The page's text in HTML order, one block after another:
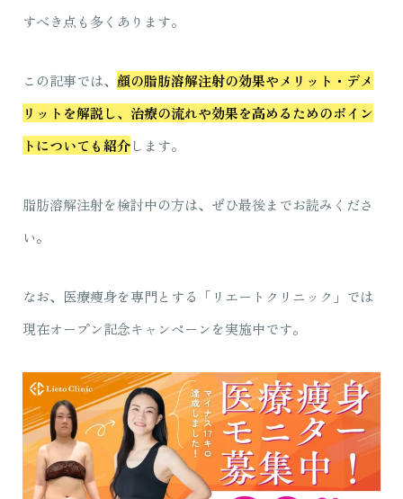
すべき点も多くあります。
この記事では、 顔の脂肪溶解注射の効果やメリット・デメ
リットを解説し、治療の流れや効果を高めるためのポイン
トについても紹介します。
脂肪溶解注射を検討中の方は、ぜひ最後までお読みくださ
い。
なお、医療痩身を専門とする「リエートクリニック」では
現在オープン記念キャンペーンを実施中です。